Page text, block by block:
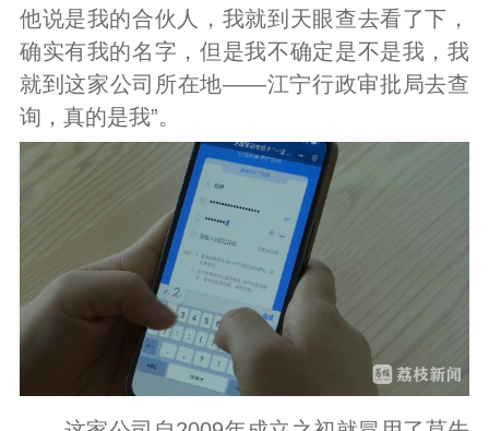
他说是我的合伙人，我就到天眼查去看了下，
确实有我的名字，但是我不确定是不是我，我
就到这家公司所在地——江宁行政审批局去查
询，真的是我”。